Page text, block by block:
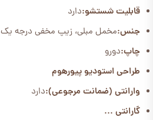
قابلیت شستشو:دارد
جنس:مخمل مبلی، زیپ مخفی درجه یک
چاپ:دورو
طراحی استودیو پیورهوم
وارانتی (ضمانت مرجوعی):دارد
گارانتی ...